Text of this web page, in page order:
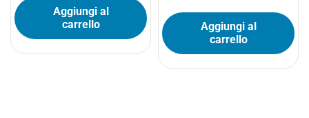
Aggiungi al
carrello
Aggiungi al
carrello